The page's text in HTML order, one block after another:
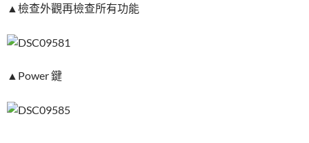
▲檢查外觀再檢查所有功能
▲Power 鍵